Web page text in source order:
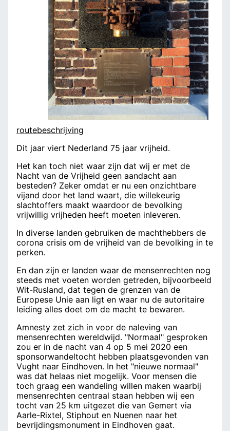
routebeschrijving
Dit jaar viert Nederland 75 jaar vrijheid.
Het kan toch niet waar zijn dat wij er met de
Nacht van de Vrijheid geen aandacht aan
besteden? Zeker omdat er nu een onzichtbare
vijand door het land waart, die willekeurig
slachtoffers maakt waardoor de bevolking
vrijwillig vrijheden heeft moeten inleveren.
In diverse landen gebruiken de machthebbers de
corona crisis om de vrijheid van de bevolking in te
perken.
En dan zijn er landen waar de mensenrechten nog
steeds met voeten worden getreden, bijvoorbeeld
Wit-Rusland, dat tegen de grenzen van de
Europese Unie aan ligt en waar nu de autoritaire
leiding alles doet om de macht te bewaren.
Amnesty zet zich in voor de naleving van
mensenrechten wereldwijd. "Normaal" gesproken
zou er in de nacht van 4 op 5 mei 2020 een
sponsorwandeltocht hebben plaatsgevonden van
Vught naar Eindhoven. In het "nieuwe normaal"
was dat helaas niet mogelijk. Voor mensen die
toch graag een wandeling willen maken waarbij
mensenrechten centraal staan hebben wij een
tocht van 25 km uitgezet die van Gemert via
Aarle-Rixtel, Stiphout en Nuenen naar het
bevrijdingsmonument in Eindhoven gaat.